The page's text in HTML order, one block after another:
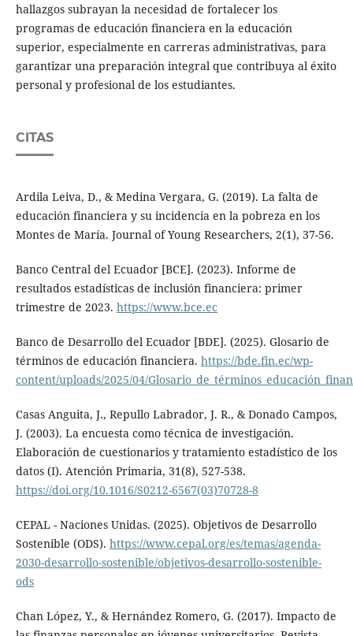
hallazgos subrayan la necesidad de fortalecer los
programas de educación financiera en la educación
superior, especialmente en carreras administrativas, para
garantizar una preparación integral que contribuya al éxito
personal y profesional de los estudiantes.
CITAS
Ardila Leiva, D., & Medina Vergara, G. (2019). La falta de
educación financiera y su incidencia en la pobreza en los
Montes de María. Journal of Young Researchers, 2(1), 37-56.
Banco Central del Ecuador [BCE]. (2023). Informe de
resultados estadísticas de inclusión financiera: primer
trimestre de 2023. https://www.bce.ec
Banco de Desarrollo del Ecuador [BDE]. (2025). Glosario de
términos de educación financiera. https://bde.fin.ec/wp-
content/uploads/2025/04/
Casas Anguita, J., Repullo Labrador, J. R., & Donado Campos,
J. (2003). La encuesta como técnica de investigación.
Elaboración de cuestionarios y tratamiento estadístico de los
datos (I). Atención Primaria, 31(8), 527-538.
https://doi.org/10.1016/S0212-6567(03)70728-8
CEPAL - Naciones Unidas. (2025). Objetivos de Desarrollo
Sostenible (ODS). https://www.cepal.org/es/temas/agenda-
2030-desarrollo-sostenible/objetivos-desarrollo-sostenible-
ods
Chan López, Y., & Hernández Romero, G. (2017). Impacto de